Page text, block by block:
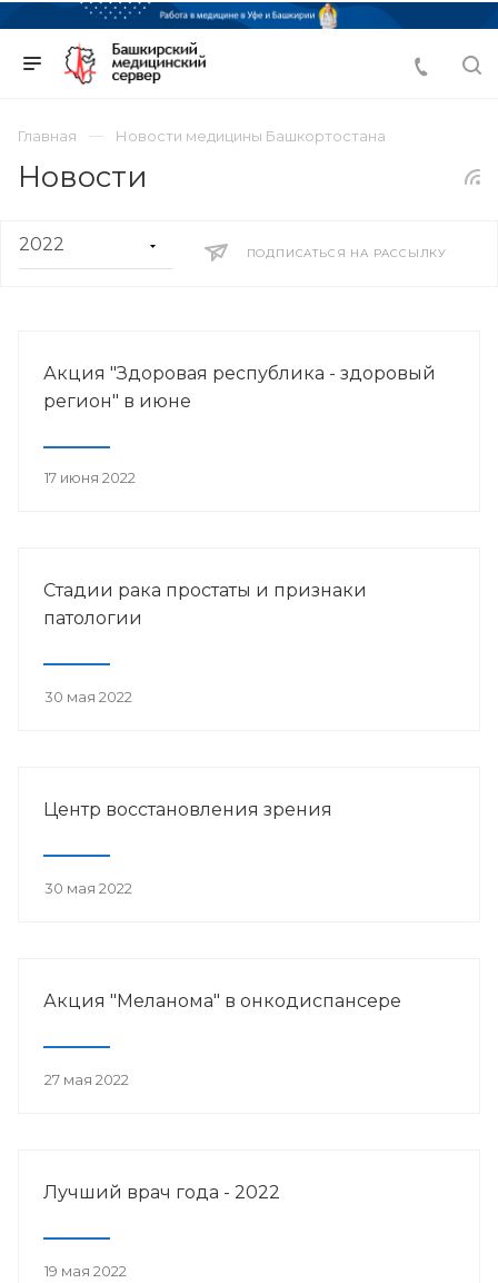
Главная Новости медицины Башкортостана
Новости
ПОДПИСАТЬСЯ НА РАССЫЛКУ
Акция "Здоровая республика - здоровый
регион" в июне
17 июня 2022
Стадии рака простаты и признаки
патологии
30 мая 2022
Центр восстановления зрения
30 мая 2022
Акция "Меланома" в онкодиспансере
27 мая 2022
Лучший врач года - 2022
19 мая 2022